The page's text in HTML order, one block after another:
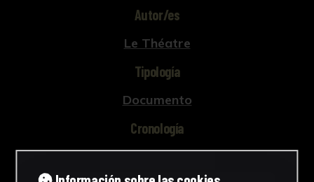
Autor/es
Le Théatre
Tipología
Documento
Cronología
1904